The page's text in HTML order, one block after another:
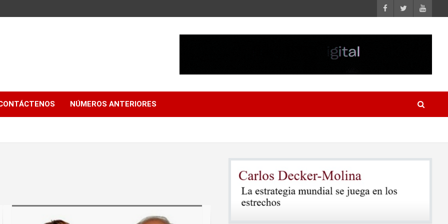
NÚMEROS ANTERIORES